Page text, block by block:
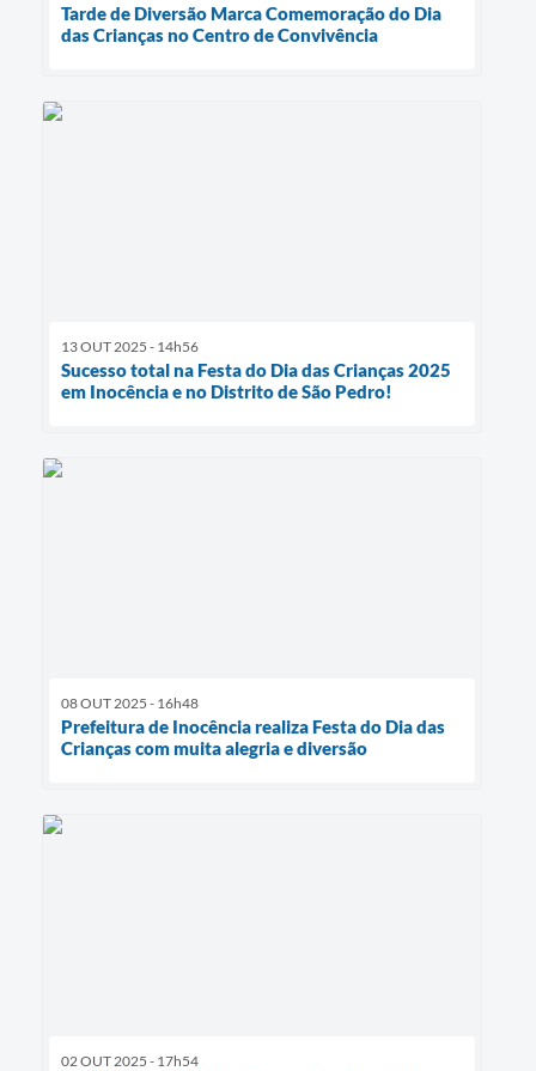
Tarde de Diversão Marca Comemoração do Dia
das Crianças no Centro de Convivência
13 OUT 2025 - 14h56
Sucesso total na Festa do Dia das Crianças 2025
em Inocência e no Distrito de São Pedro!
08 OUT 2025 - 16h48
Prefeitura de Inocência realiza Festa do Dia das
Crianças com muita alegria e diversão
02 OUT 2025 - 17h54